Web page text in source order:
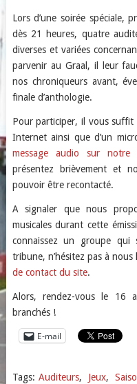
Lors d’une soirée spéciale,
dès 21 heures, quatre
diverses et variées
parvenir au Graal, il leur
nos chroniqueurs avant,
finale d’anthologie.
Pour participer, il vous suffit
Internet ainsi que d’un
message audio sur notre
présentez brièvement et
pouvoir être recontacté.
A signaler que nous
musicales durant cette
connaissez un groupe
tribune, n’hésitez pas à
de contact du site.
Alors, rendez-vous le 16
branchés !
E-mail
Tags: Auditeurs, Jeux,